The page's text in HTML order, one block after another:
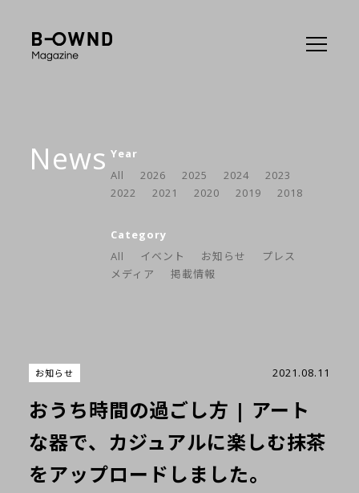
News Year
All
2026 2025 2024
2023
2022
2021 2020 2019 2018
Category
All
イベント お知らせ
プレス
メディア
掲載情報
お知らせ 2021.08.11
おうち時間の過ごし方 | アート
な器で、カジュアルに楽しむ抹茶
をアップロードしました。